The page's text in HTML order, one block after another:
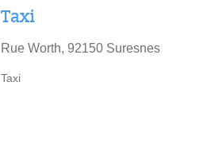
Taxi
Rue Worth, 92150 Suresnes
Taxi